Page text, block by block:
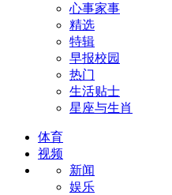
心事家事
精选
特辑
早报校园
热门
生活贴士
星座与生肖
体育
视频
新闻
娱乐